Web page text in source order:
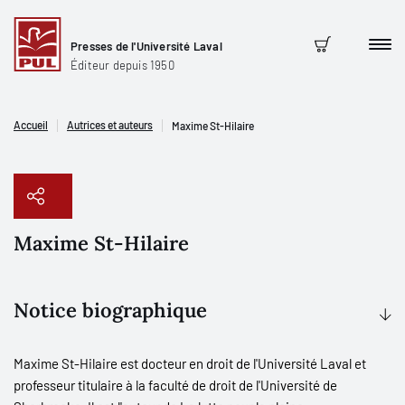
Presses de l'Université Laval
Éditeur depuis 1950
Panier
Accueil Autrices et auteurs Maxime St-Hilaire
Maxime St-Hilaire
Notice biographique
Maxime St-Hilaire est docteur en droit de l'Université Laval et
professeur titulaire à la faculté de droit de l'Université de